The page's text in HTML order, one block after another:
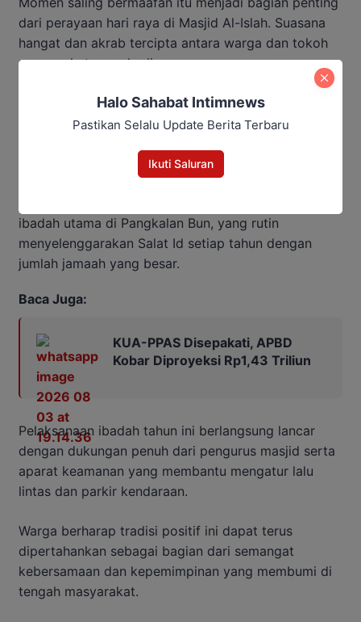
dari perayaan hari raya di Masjid Al-Islah. Suasana
hangat dan akrab tercipta antara warga dan tokoh
masyarakat yang hadir.
Kehadiran pemimpin dalam kegiatan keagamaan
seperti ini dianggap penting sebagai bentuk
ibadah utama di Pangkalan Bun, yang rutin
menyelenggarakan Salat Id setiap tahun dengan
jumlah jamaah yang besar.
Baca Juga:
KUA-PPAS Disepakati, APBD
Kobar Diproyeksi Rp1,43 Triliun
Pelaksanaan ibadah tahun ini berlangsung lancar
dengan dukungan penuh dari pengurus masjid serta
aparat keamanan yang membantu mengatur lalu
lintas dan parkir kendaraan.
Warga berharap tradisi positif ini dapat terus
dipertahankan sebagai bagian dari semangat
kebersamaan dan kepemimpinan yang membumi di
tengah masyarakat.
Halo Sahabat Intimnews
Pastikan Selalu Update Berita Terbaru
Ikuti Saluran